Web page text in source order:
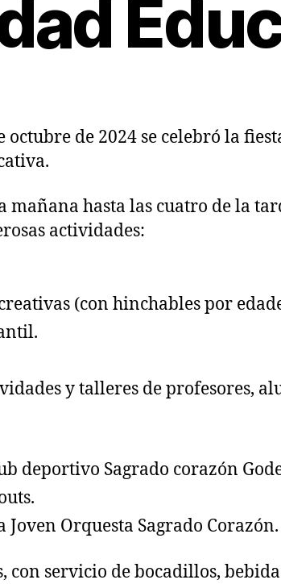
octubre de 2024 se celebró la
mañana hasta las cuatro de la
actividades:
(con hinchables por
y talleres de profesores,
deportivo Sagrado corazón
Joven Orquesta Sagrado Corazón.
con servicio de bocadillos,